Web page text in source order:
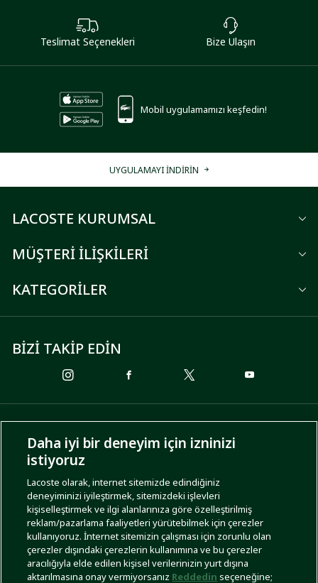
Teslimat Seçenekleri Bize Ulaşın
Mobil uygulamamızı keşfedin!
UYGULAMAYI İNDİRİN
LACOSTE KURUMSAL
MÜŞTERİ İLİŞKİLERİ
KATEGORİLER
BİZİ TAKİP EDİN
ÖDEME SEÇENEKLERİ
KARGO SEÇENEKLERİ
Daha iyi bir deneyim için izninizi
istiyoruz
Lacoste olarak, internet sitemizde edindiğiniz
deneyiminizi iyileştirmek, sitemizdeki işlevleri
kişiselleştirmek ve ilgi alanlarınıza göre özelleştirilmiş
reklam/pazarlama faaliyetleri yürütebilmek için çerezler
kullanıyoruz. İnternet sitemizin çalışması için zorunlu olan
çerezler dışındaki çerezlerin kullanımına ve bu çerezler
aracılığıyla elde edilen kişisel verilerinizin yurt dışına
aktarılmasına onay vermiyorsanız Reddedin seçeneğine;